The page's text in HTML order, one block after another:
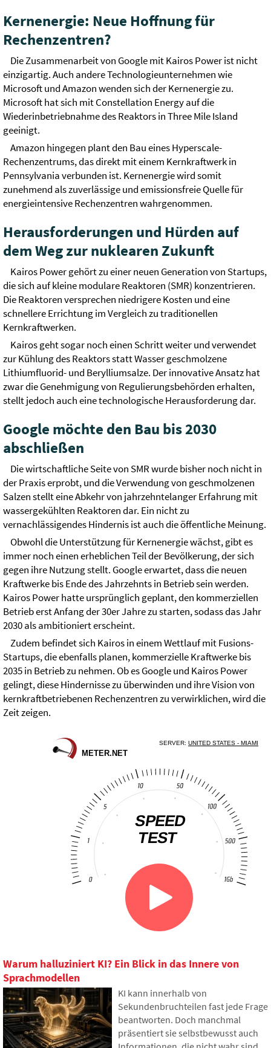
Kernenergie: Neue Hoffnung für
Rechenzentren?
Die Zusammenarbeit von Google mit Kairos Power ist nicht
einzigartig. Auch andere Technologieunternehmen wie
Microsoft und Amazon wenden sich der Kernenergie zu.
Microsoft hat sich mit Constellation Energy auf die
Wiederinbetriebnahme des Reaktors in Three Mile Island
geeinigt.
Amazon hingegen plant den Bau eines Hyperscale-
Rechenzentrums, das direkt mit einem Kernkraftwerk in
Pennsylvania verbunden ist. Kernenergie wird somit
zunehmend als zuverlässige und emissionsfreie Quelle für
energieintensive Rechenzentren wahrgenommen.
Herausforderungen und Hürden auf
dem Weg zur nuklearen Zukunft
Kairos Power gehört zu einer neuen Generation von Startups,
die sich auf kleine modulare Reaktoren (SMR) konzentrieren.
Die Reaktoren versprechen niedrigere Kosten und eine
schnellere Errichtung im Vergleich zu traditionellen
Kernkraftwerken.
Kairos geht sogar noch einen Schritt weiter und verwendet
zur Kühlung des Reaktors statt Wasser geschmolzene
Lithiumfluorid- und Berylliumsalze. Der innovative Ansatz hat
zwar die Genehmigung von Regulierungsbehörden erhalten,
stellt jedoch auch eine technologische Herausforderung dar.
Google möchte den Bau bis 2030
abschließen
Die wirtschaftliche Seite von SMR wurde bisher noch nicht in
der Praxis erprobt, und die Verwendung von geschmolzenen
Salzen stellt eine Abkehr von jahrzehntelanger Erfahrung mit
wassergekühlten Reaktoren dar. Ein nicht zu
vernachlässigendes Hindernis ist auch die öffentliche Meinung.
Obwohl die Unterstützung für Kernenergie wächst, gibt es
immer noch einen erheblichen Teil der Bevölkerung, der sich
gegen ihre Nutzung stellt. Google erwartet, dass die neuen
Kraftwerke bis Ende des Jahrzehnts in Betrieb sein werden.
Kairos Power hatte ursprünglich geplant, den kommerziellen
Betrieb erst Anfang der 30er Jahre zu starten, sodass das Jahr
2030 als ambitioniert erscheint.
Zudem befindet sich Kairos in einem Wettlauf mit Fusions-
Startups, die ebenfalls planen, kommerzielle Kraftwerke bis
2035 in Betrieb zu nehmen. Ob es Google und Kairos Power
gelingt, diese Hindernisse zu überwinden und ihre Vision von
kernkraftbetriebenen Rechenzentren zu verwirklichen, wird die
Zeit zeigen.
Warum halluziniert KI? Ein Blick in das Innere von
Sprachmodellen
KI kann innerhalb von
Sekundenbruchteilen fast jede Frage
beantworten. Doch manchmal
präsentiert sie selbstbewusst auch